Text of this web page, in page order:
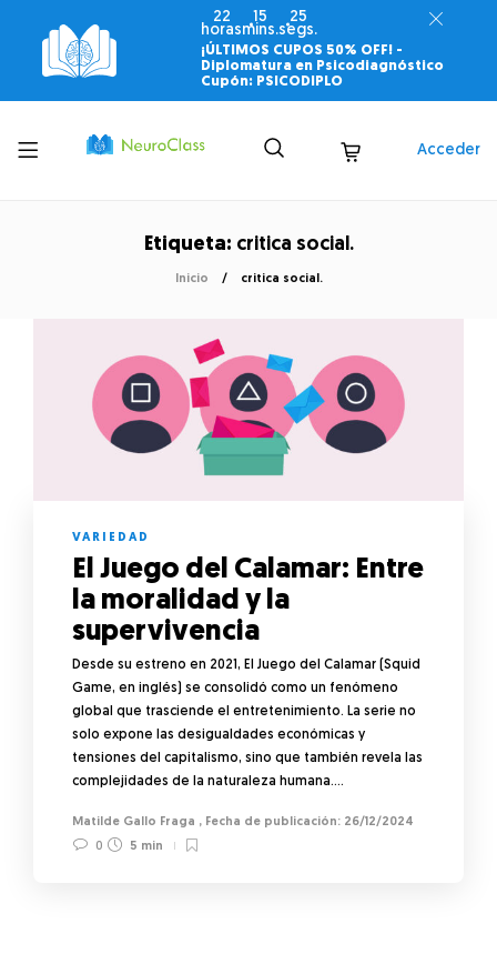
22
horas
15
mins.
25
segs.
¡ÚLTIMOS CUPOS 50% OFF! -
Diplomatura en Psicodiagnóstico
Cupón: PSICODIPLO
Toggle
menu
Acceder
Etiqueta: critica social.
Inicio critica social.
VARIEDAD
El Juego del Calamar: Entre
la moralidad y la
supervivencia
Desde su estreno en 2021, El Juego del Calamar (Squid
Game, en inglés) se consolidó como un fenómeno
global que trasciende el entretenimiento. La serie no
solo expone las desigualdades económicas y
tensiones del capitalismo, sino que también revela las
complejidades de la naturaleza humana….
Matilde Gallo Fraga ,
26/12/2024
0
5 min